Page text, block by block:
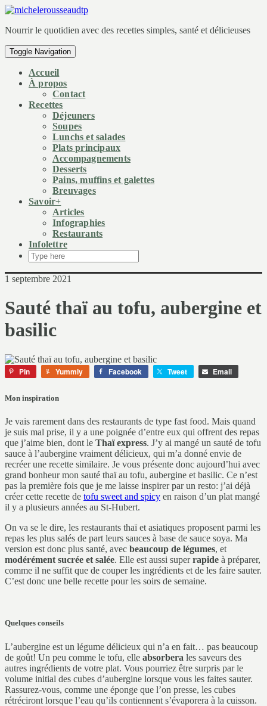
Nourrir le quotidien avec des recettes simples, santé et délicieuses
Toggle Navigation
Accueil
À propos
Contact
Recettes
Déjeuners
Soupes
Lunchs et salades
Plats principaux
Accompagnements
Desserts
Pains, muffins et galettes
Breuvages
Savoir+
Articles
Infographies
Restaurants
Infolettre
1 septembre 2021
Sauté thaï au tofu, aubergine et
basilic
Pin Yummly Facebook Tweet Email
Mon inspiration
Je vais rarement dans des restaurants de type fast food. Mais quand
je suis mal prise, il y a une poignée d’entre eux qui offrent des repas
que j’aime bien, dont le Thaï express. J’y ai mangé un sauté de tofu
sauce à l’aubergine vraiment délicieux, qui m’a donné envie de
recréer une recette similaire. Je vous présente donc aujourd’hui avec
grand bonheur mon sauté thaï au tofu, aubergine et basilic. Ce n’est
pas la première fois que je me laisse inspirer par un resto: j’ai déjà
créer cette recette de tofu sweet and spicy en raison d’un plat mangé
il y a plusieurs années au St-Hubert.
On va se le dire, les restaurants thaï et asiatiques proposent parmi les
repas les plus salés de part leurs sauces à base de sauce soya. Ma
version est donc plus santé, avec beaucoup de légumes, et
modérément sucrée et salée. Elle est aussi superrapide à préparer,
comme il ne suffit que de couper les ingrédients et de les faire sauter.
C’est donc une belle recette pour les soirs de semaine.
Quelques conseils
L’aubergine est un légume délicieux qui n’a en fait… pas beaucoup
de goût! Un peu comme le tofu, elle absorbera les saveurs des
autres ingrédients de votre plat. Vous pourriez être surpris par le
volume initial des cubes d’aubergine lorsque vous les faites sauter.
Rassurez-vous, comme une éponge que l’on presse, les cubes
rétréciront lorsque l’eau qu’ils contiennent s’évaporera à la cuisson.